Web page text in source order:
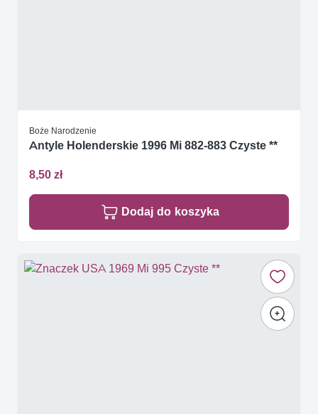
Boże Narodzenie
Antyle Holenderskie 1996 Mi 882-883 Czyste **
8,50 zł
Dodaj do koszyka